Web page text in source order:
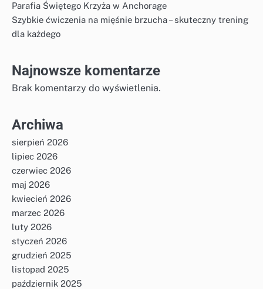
Parafia Świętego Krzyża w Anchorage
Szybkie ćwiczenia na mięśnie brzucha – skuteczny trening
dla każdego
Najnowsze komentarze
Brak komentarzy do wyświetlenia.
Archiwa
sierpień 2026
lipiec 2026
czerwiec 2026
maj 2026
kwiecień 2026
marzec 2026
luty 2026
styczeń 2026
grudzień 2025
listopad 2025
październik 2025